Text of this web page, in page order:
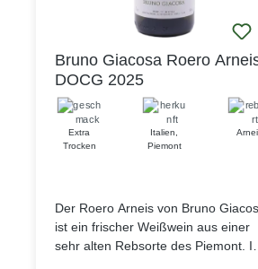
Bruno Giacosa Roero
DOCG 2025
Extra
Trocken
Italien
Piemont
Der Roero Arneis von Bruno
ist ein frischer Weißwein aus einer
sehr alten Rebsorte des Piemont. Im